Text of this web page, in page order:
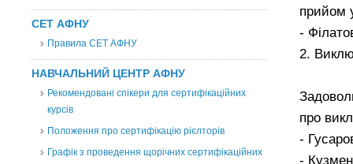
СЕТ АФНУ
Правила СЕТ АФНУ
НАВЧАЛЬНИЙ ЦЕНТР АФНУ
Рекомендовані спікери для сертифікаційних
курсів
Положення про сертифікацію рієлторів
Графік з проведення щорічних сертифікаційних
прийом
-
2.
про
-
-